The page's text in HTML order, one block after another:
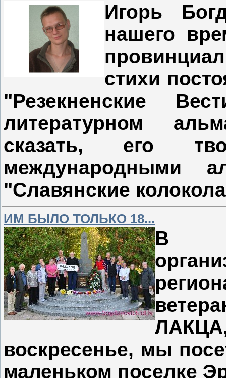
Игорь
нашего
стихи
"Резекненские
литературном
сказать, его
международными
"Славянские
ИМ БЫЛО ТОЛЬКО 18...
В
воскресенье, мы
маленьком поселке